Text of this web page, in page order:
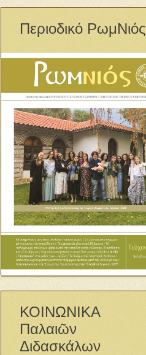
Περιοδικό ΡωμΝιός
ΚΟΙΝΩΝΙΚΑ
Παλαιῶν
Διδασκάλων